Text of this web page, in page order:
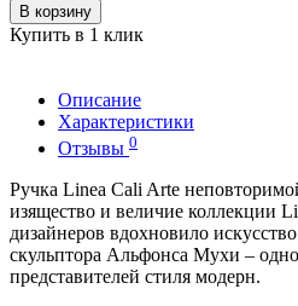
В корзину
Купить в 1 клик
Описание
Характеристики
Отзывы 0
Ручка Linea Cali Arte
изящество и величие коллекции
дизайнеров вдохновило
скульптора Альфонса Мухи –
представителей стиля модерн.